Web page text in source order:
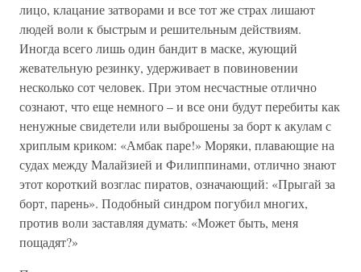
лицо, клацание затворами и все тот же страх лишают
людей воли к быстрым и решительным действиям.
Иногда всего лишь один бандит в маске, жующий
жевательную резинку, удерживает в повиновении
несколько сот человек. При этом несчастные отлично
сознают, что еще немного – и все они будут перебиты как
ненужные свидетели или выброшены за борт к акулам с
хриплым криком: «Амбак паре!» Моряки, плавающие на
судах между Малайзией и Филиппинами, отлично знают
этот короткий возглас пиратов, означающий: «Прыгай за
борт, парень». Подобный синдром погубил многих,
против воли заставляя думать: «Может быть, меня
пощадят?»